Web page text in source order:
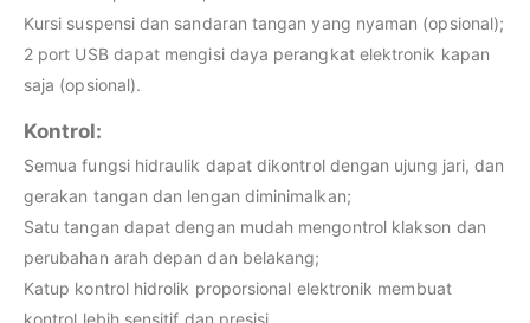
Kursi suspensi dan sandaran tangan yang nyaman (opsional);
2 port USB dapat mengisi daya perangkat elektronik kapan
saja (opsional).
Kontrol:
Semua fungsi hidraulik dapat dikontrol dengan ujung jari, dan
gerakan tangan dan lengan diminimalkan;
Satu tangan dapat dengan mudah mengontrol klakson dan
perubahan arah depan dan belakang;
Katup kontrol hidrolik proporsional elektronik membuat
kontrol lebih sensitif dan presisi.